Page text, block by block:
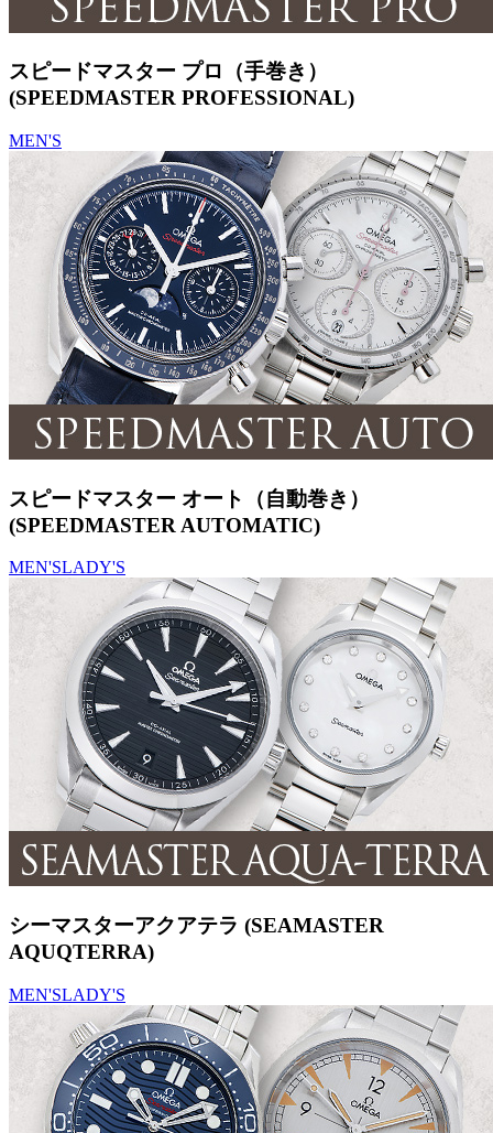
スピードマスター プロ（手巻き）
(SPEEDMASTER PROFESSIONAL)
MEN'S
スピードマスター オート（自動巻き）
(SPEEDMASTER AUTOMATIC)
MEN'SLADY'S
シーマスターアクアテラ (SEAMASTER
AQUQTERRA)
MEN'SLADY'S